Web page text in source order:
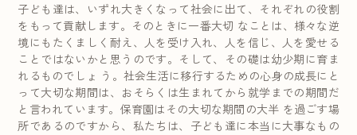
子ども達は、いずれ大きくなって社会に出て、それぞれの役割
をもって貢献します。そのときに一番大切 なことは、様々な逆
境にもたくましく耐え、人を受け入れ、人を信じ、人を愛せる
ことではないかと思うのです。そして、その礎は幼少期に育ま
れるものでしょ う。社会生活に移行するための心身の成長にと
って大切な期間は、おそらくは生まれてから就学までの期間だ
と言われています。保育園はその大切な期間の大半 を過ごす場
所であるのですから、私たちは、子ども達に本当に大事なもの